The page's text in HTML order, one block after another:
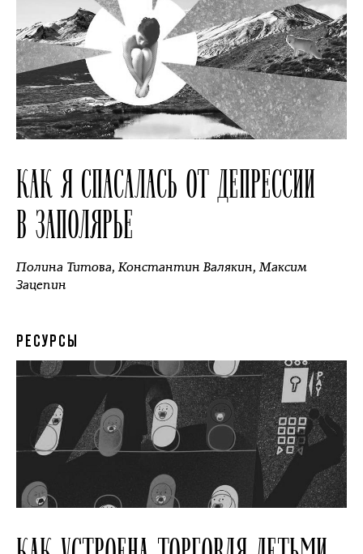
КАК Я СПАСАЛАСЬ ОТ ДЕПРЕССИИ
В ЗАПОЛЯРЬЕ
Полина Титова,Константин Валякин,Максим
Зацепин
РЕСУРСЫ